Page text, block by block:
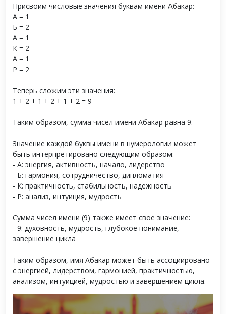
Присвоим числовые значения буквам имени Абакар:
А = 1
Б = 2
А = 1
К = 2
А = 1
Р = 2
Теперь сложим эти значения:
1 + 2 + 1 + 2 + 1 + 2 = 9
Таким образом, сумма чисел имени Абакар равна 9.
Значение каждой буквы имени в нумерологии может
быть интерпретировано следующим образом:
- А: энергия, активность, начало, лидерство
- Б: гармония, сотрудничество, дипломатия
- К: практичность, стабильность, надежность
- Р: анализ, интуиция, мудрость
Сумма чисел имени (9) также имеет свое значение:
- 9: духовность, мудрость, глубокое понимание,
завершение цикла
Таким образом, имя Абакар может быть ассоциировано
с энергией, лидерством, гармонией, практичностью,
анализом, интуицией, мудростью и завершением цикла.